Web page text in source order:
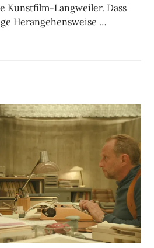
Kunstfilm-Langweiler. Dass
Herangehensweise …
verborgenes Leben